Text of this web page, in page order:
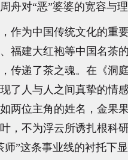
舟对“恶”婆婆的宽容与
作为中国传统文化的重
福建大红袍等中国名茶
传递了茶之魂。在《洞
了人与人之间真挚的情
两位主角的姓名，金果
，不为浮云所诱扎根科
师”这条事业线的衬托下